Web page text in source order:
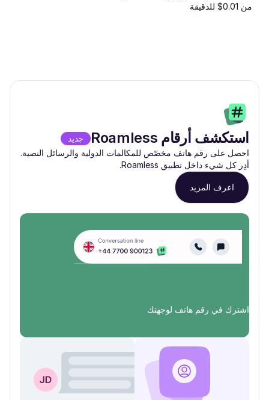
من 0.01$ للدقيقة
استكشف أرقام Roamless
جديد
احصل على رقم هاتف مخصّص للمكالمات الدولية والرسائل النصية.
أدِر كل شيء داخل تطبيق Roamless.
اعرف المزيد
اشترك في رقم هاتف لوجهتك